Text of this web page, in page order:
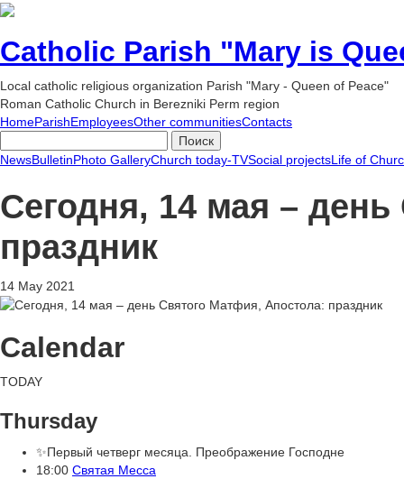
Catholic Parish "Mary is
Local catholic religious organization Parish "Mary - Queen of Peace"
Roman Catholic Church in Berezniki Perm region
HomeParishEmployeesOther communitiesContacts
NewsBulletinPhoto GalleryChurch today-TVSocial projectsLife of
Сегодня, 14 мая –
праздник
14 May 2021
Calendar
TODAY
Thursday
✨Первый четверг месяца. Преображение Господне
18:00 Святая Месса